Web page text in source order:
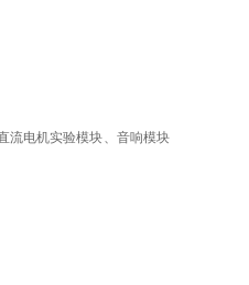
流电机实验模块、音响模块